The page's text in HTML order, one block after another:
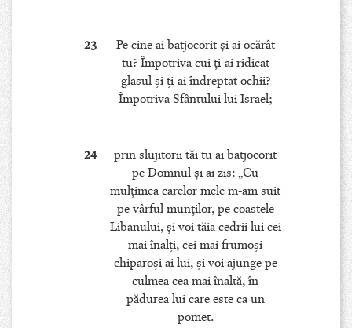
23
Pe cine ai batjocorit şi ai ocărât
tu? Împotriva cui ţi-ai ridicat
glasul şi ţi-ai îndreptat ochii?
Împotriva Sfântului lui Israel;
24
prin slujitorii tăi tu ai batjocorit
pe Domnul şi ai zis: „Cu
mulţimea carelor mele m-am suit
pe vârful munţilor, pe coastele
Libanului, şi voi tăia cedrii lui cei
mai înalţi, cei mai frumoşi
chiparoşi ai lui, şi voi ajunge pe
culmea cea mai înaltă, în
pădurea lui care este ca un
pomet.